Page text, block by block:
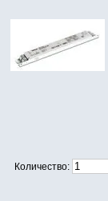
Количество: